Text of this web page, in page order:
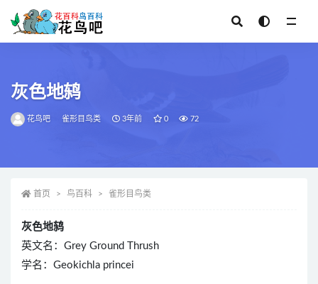
灰色地鸫
花鸟吧 雀形目鸟类 3年前 0 72
首页 鸟百科 雀形目鸟类
灰色地鸫
英文名：Grey Ground Thrush
学名：Geokichla princei